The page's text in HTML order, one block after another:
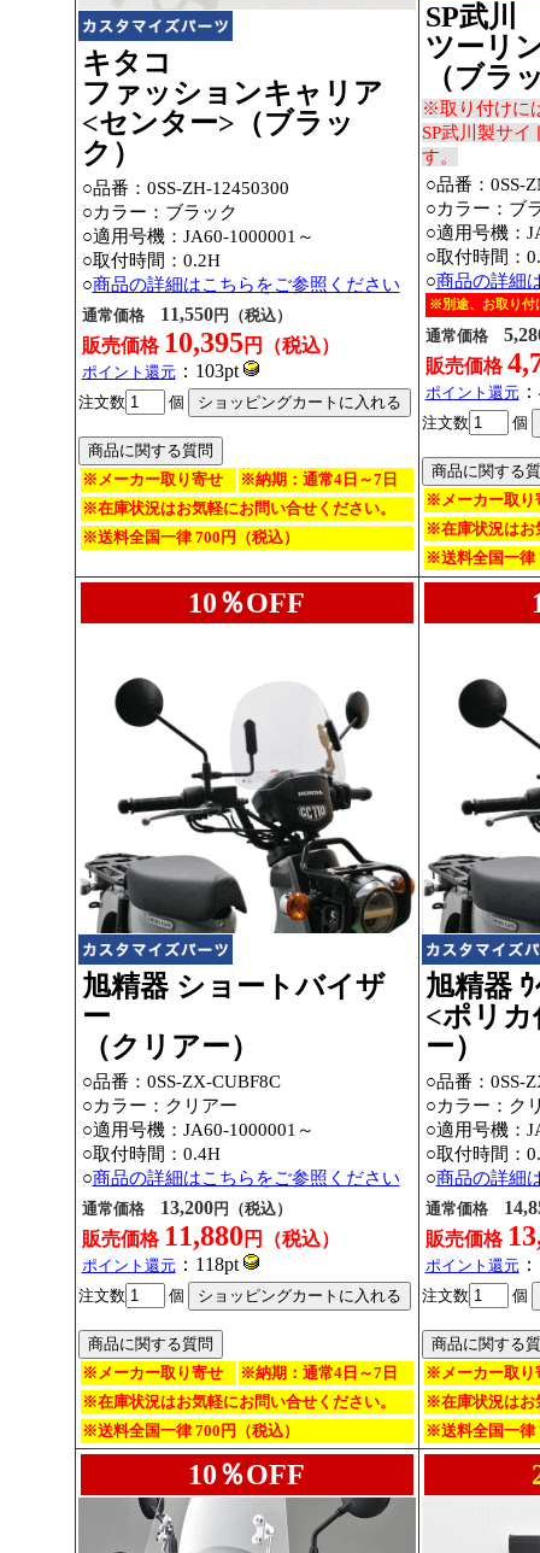
キタコ
ファッションキャリア
<センター>（ブラッ
ク）
○品番：0SS-ZH-12450300
○カラー：ブラック
○適用号機：JA60-1000001～
○取付時間：0.2H
○商品の詳細はこちらをご参照ください
通常価格 11,550円（税込）
販売価格 10,395円（税込）
ポイント還元：103pt
注文数 個
※メーカー取り寄せ
※納期：通常4日～7日
※在庫状況はお気軽にお問い合せください。
※送料全国一律 700円（税込）
SP武川
ツーリ
（ブラ
※取り付けに
SP武川製サ
す。
○品番：0SS-
○カラー：ブ
○適用号機：
○取付時間：
○商品の詳細
※別途、お取り付
通常価格
販売価格
ポイント還元
注文数 個
※メーカー取り
※在庫状況はお
※送料全国一律
10％OFF
旭精器 ショートバイザ
ー
（クリアー）
○品番：0SS-ZX-CUBF8C
○カラー：クリアー
○適用号機：JA60-1000001～
○取付時間：0.4H
○商品の詳細はこちらをご参照ください
通常価格 13,200円（税込）
販売価格 11,880 円（税込）
ポイント還元：118pt
注文数 個
※メーカー取り寄せ
※納期：通常4日～7日
※在庫状況はお気軽にお問い合せください。
※送料全国一律 700円（税込）
旭精器 ｳ
<ポリカ
ー）
○品番：0SS-
○カラー：ク
○適用号機：
○取付時間：
○商品の詳細
通常価格
販売価格
ポイント還元
注文数 個
※メーカー取り
※在庫状況はお
※送料全国一律
10％OFF